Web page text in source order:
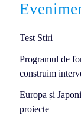
Test Stiri
Programul de
construim
Europa și
proiecte